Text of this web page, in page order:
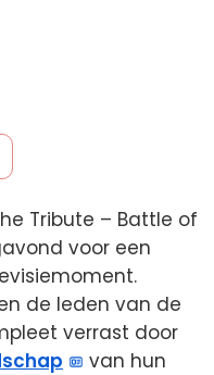
Tribute – Battle of
voor een
de leden van de
verrast door
van hun